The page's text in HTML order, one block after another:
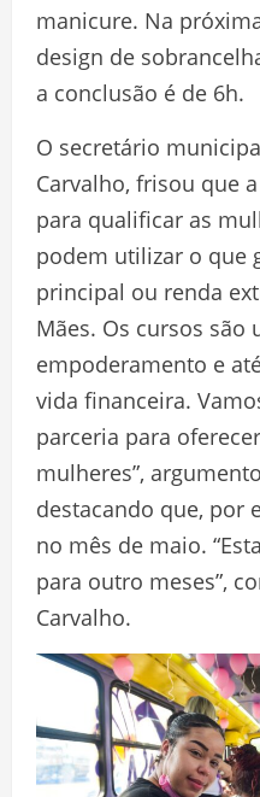
manicure. Na
design de
a conclusão é de 6h.
O secretário
Carvalho, frisou que
para qualificar as
podem utilizar o que
principal ou renda
Mães. Os cursos são
empoderamento e
vida financeira.
parceria para
mulheres”,
destacando que, por
no mês de maio.
para outro meses”,
Carvalho.